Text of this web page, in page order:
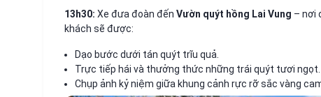
13h30: Xe đưa đoàn đến Vườn quýt hồng Lai Vung – nơi
khách sẽ được:
Dạo bước dưới tán quýt trĩu quả.
Trực tiếp hái và thưởng thức những trái quýt tươi ngọt.
Chụp ảnh kỷ niệm giữa khung cảnh rực rỡ sắc vàng